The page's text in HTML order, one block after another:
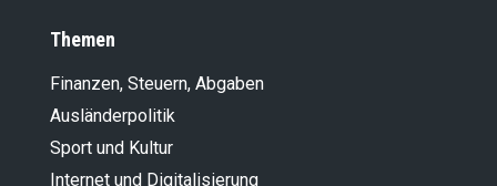
Themen
Finanzen, Steuern, Abgaben
Ausländer­politik
Sport und Kultur
Internet und Digitalisierung